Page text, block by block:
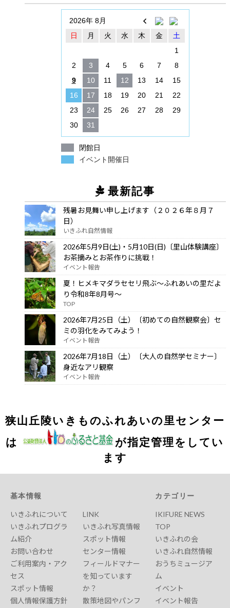
2026年 8月
日
月 火 水 木 金
土
1
2
3 4 5 6 7
8
9
10 11 12 13 14
15
16
17 18 19 20 21
22
23
24 25 26 27 28
29
30
31
閉館日
イベント開催日
最新記事
残暑お見舞い申し上げます（２０２６年８月７
日）
いきふれ自然情報
2026年5月9日(土)・5月10日(日)〔里山体験講座〕
お茶摘みとお茶作りに挑戦！
イベント報告
夏！ヒメキマダラセセリ飛ぶ～ふれあいの里だよ
り令和8年8月号～
TOP
2026年7月25日（土）〔初めての自然観察会〕セ
ミの羽化をみてみよう！
イベント報告
2026年7月18日（土）〔大人の自然学セミナー〕
身近なアリ観察
イベント報告
狭山丘陵いきものふれあいの里センター
は
が指定管理をしてい
ます
基本情報
いきふれについて
いきふれプログラ
ム紹介
お問い合わせ
ご利用案内・アク
セス
スポット情報
個人情報保護方針
LINK
いきふれ写真情報
スポット情報
センター情報
フィールドマナー
を知っています
か？
散策地図やパンフ
カテゴリー
IKIFURE NEWS
TOP
いきふれの会
いきふれ自然情報
おうちミュージア
ム
イベント
イベント報告